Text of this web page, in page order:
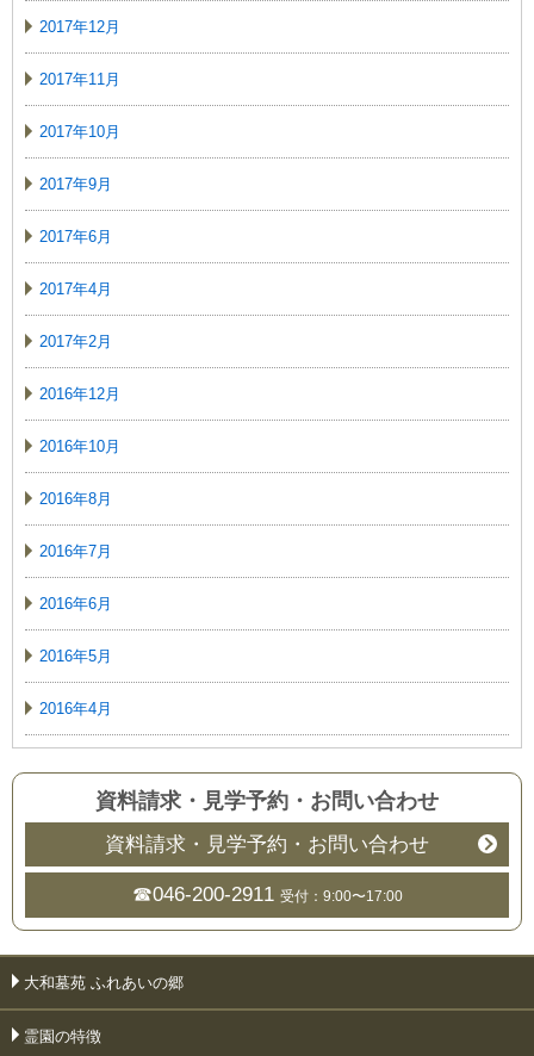
2017年12月
2017年11月
2017年10月
2017年9月
2017年6月
2017年4月
2017年2月
2016年12月
2016年10月
2016年8月
2016年7月
2016年6月
2016年5月
2016年4月
資料請求・見学予約 ・ お問い合わせ
資料請求・見学予約・お問い合わせ
☎046-200-2911 受付：9:00〜17:00
大和墓苑 ふれあいの郷
霊園の特徴